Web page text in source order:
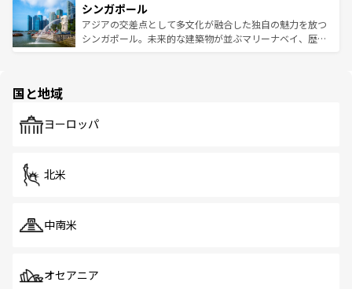
参照してほしい。
激する。気候は一年中温暖で、どの季節にも異なる楽しみ
が待っている。親しみやすいタイの人々、仏教を中心とし
た文化、そして多様な観光資源が、訪れる旅人を魅了し続
み、どこを訪れても感動するはず。観光スポットが密集し
ており、効率よく見どころを回れるのも魅力。息をのむよ
うな絶景から文化的な体験まで、香港を存分に楽しみ尽く
シンガポール
アジアの交差点として多文化が融合した独自の魅力を放つ
シンガポール。未来的な建築物が並ぶマリーナベイ、歴史
で、ホーカーズは地元の風情を楽しめる外せないスポット
国と地域
ヨーロッパ
北米
中南米
オセアニア